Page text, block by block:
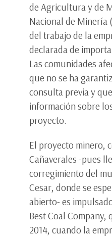
de Agricultura y de
Nacional de Minería
del trabajo de la
declarada de
Las comunidades
que no se ha
consulta previa y
información sobre
proyecto.
El proyecto minero,
Cañaverales -pues
corregimiento del
Cesar, donde se
abierto- es
Best Coal Company,
2014, cuando la